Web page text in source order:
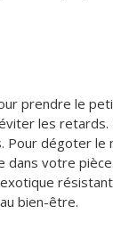
prendre le
les
Pour dégoter le
votre
résistant
bien-être.